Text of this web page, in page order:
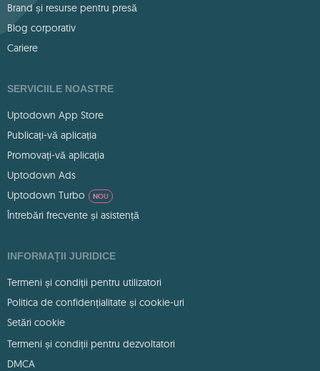
Brand și resurse pentru presă
Blog corporativ
Cariere
SERVICIILE NOASTRE
Uptodown App Store
Publicați-vă aplicația
Promovați-vă aplicația
Uptodown Ads
Uptodown Turbo
NOU
Întrebări frecvente și asistență
INFORMAȚII JURIDICE
Termeni și condiții pentru utilizatori
Politica de confidențialitate și cookie-uri
Setări cookie
Termeni și condiții pentru dezvoltatori
DMCA